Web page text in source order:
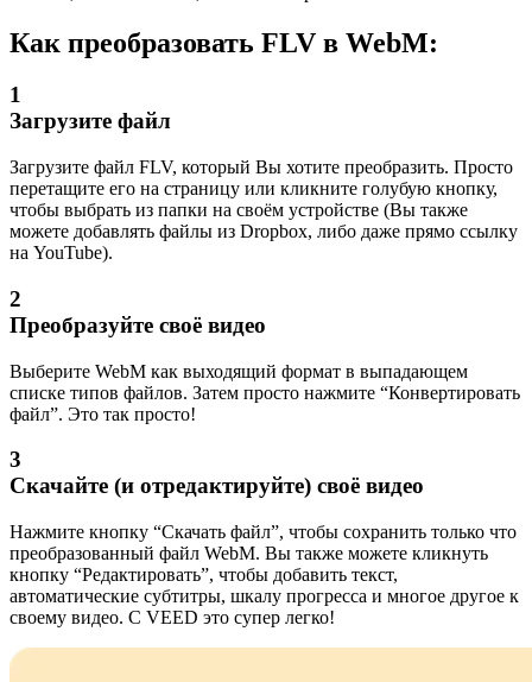
Как преобразовать FLV в WebM:
1
Загрузите файл
Загрузите файл FLV, который Вы хотите преобразить. Просто
перетащите его на страницу или кликните голубую кнопку,
чтобы выбрать из папки на своём устройстве (Вы также
можете добавлять файлы из Dropbox, либо даже прямо ссылку
на YouTube).
2
Преобразуйте своё видео
Выберите WebM как выходящий формат в выпадающем
списке типов файлов. Затем просто нажмите “Конвертировать
файл”. Это так просто!
3
Скачайте (и отредактируйте) своё видео
Нажмите кнопку “Скачать файл”, чтобы сохранить только что
преобразованный файл WebM. Вы также можете кликнуть
кнопку “Редактировать”, чтобы добавить текст,
автоматические субтитры, шкалу прогресса и многое другое к
своему видео. С VEED это супер легко!